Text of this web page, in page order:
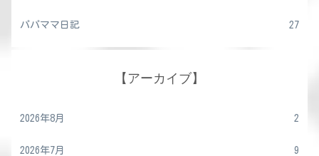
パパママ日記 27
【アーカイブ】
2026年8月 2
2026年7月 9